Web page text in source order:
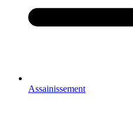
Assainissement